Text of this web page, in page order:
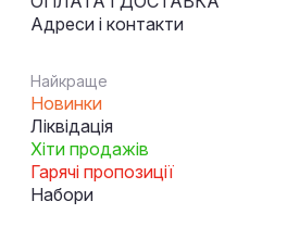
Адреси і контакти
Найкраще
Новинки
Ліквідація
Хіти продажів
Гарячі пропозиції
Набори